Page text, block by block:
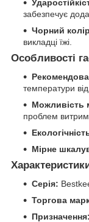
забезпечує
Чорний
викладці їжі.
Особливості
температури
Можливість
проблем
Мірне
Серія:
Торгова
Призначення: